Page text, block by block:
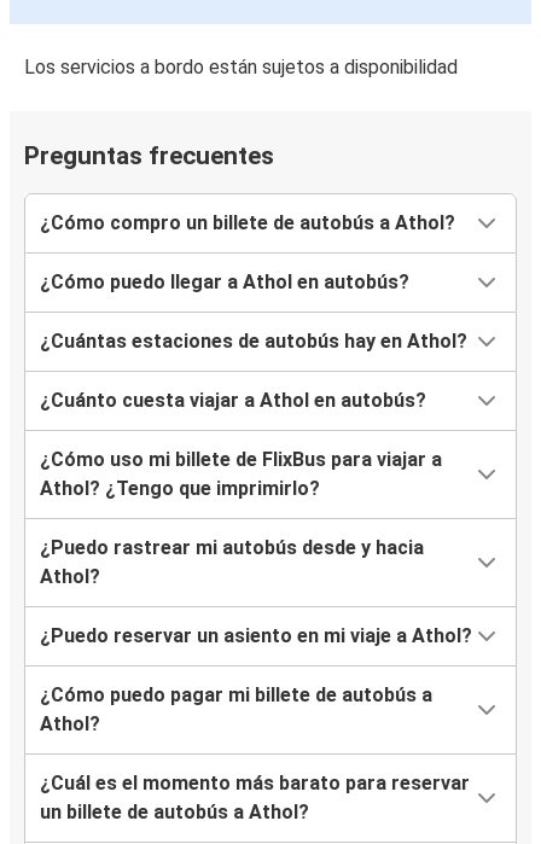
Los servicios a bordo están sujetos a disponibilidad
Preguntas frecuentes
¿Cómo compro un billete de autobús a Athol?
¿Cómo puedo llegar a Athol en autobús?
¿Cuántas estaciones de autobús hay en Athol?
¿Cuánto cuesta viajar a Athol en autobús?
¿Cómo uso mi billete de FlixBus para viajar a
Athol? ¿Tengo que imprimirlo?
¿Puedo rastrear mi autobús desde y hacia
Athol?
¿Puedo reservar un asiento en mi viaje a Athol?
¿Cómo puedo pagar mi billete de autobús a
Athol?
¿Cuál es el momento más barato para reservar
un billete de autobús a Athol?